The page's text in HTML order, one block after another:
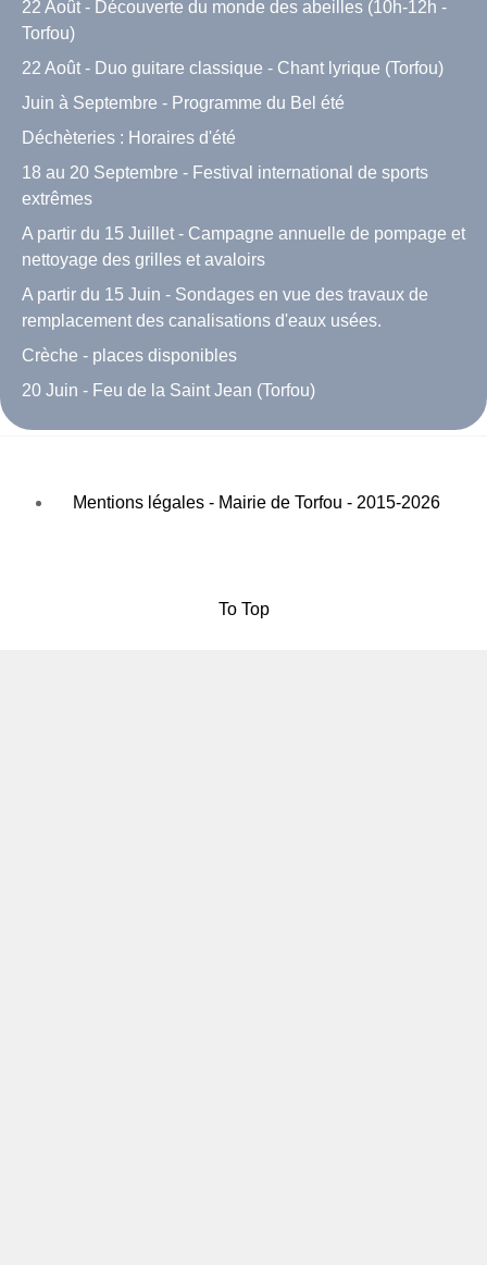
22 Août - Découverte du monde des abeilles (10h-12h -
Torfou)
22 Août - Duo guitare classique - Chant lyrique (Torfou)
Juin à Septembre - Programme du Bel été
Déchèteries : Horaires d'été
18 au 20 Septembre - Festival international de sports
extrêmes
A partir du 15 Juillet - Campagne annuelle de pompage et
nettoyage des grilles et avaloirs
A partir du 15 Juin - Sondages en vue des travaux de
remplacement des canalisations d'eaux usées.
Crèche - places disponibles
20 Juin - Feu de la Saint Jean (Torfou)
Mentions légales - Mairie de Torfou - 2015-2026
To Top